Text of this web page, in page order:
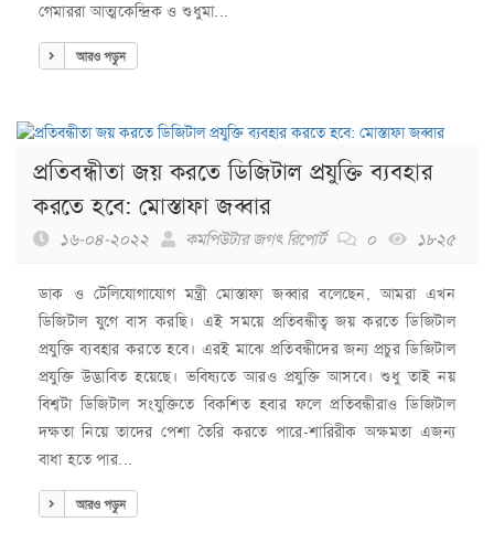
গেমাররা আত্মকেন্দ্রিক ও শুধুমা...
আরও পড়ুন
প্রতিবন্ধীতা জয় করতে ডিজিটাল প্রযুক্তি ব্যবহার
করতে হবে: মোস্তাফা জব্বার
১৬-০৪-২০২২ কমপিউটার জগৎ রিপোর্ট ০ ১৮২৫
ডাক ও টেলিযোগাযোগ মন্ত্রী মোস্তাফা জব্বার বলেছেন, আমরা এখন
ডিজিটাল যুগে বাস করছি। এই সময়ে প্রতিবন্ধীত্ব জয় করতে ডিজিটাল
প্রযুক্তি ব্যবহার করতে হবে। এরই মাঝে প্রতিবন্ধীদের জন্য প্রচুর ডিজিটাল
প্রযুক্তি উদ্ভাবিত হয়েছে। ভবিষ্যতে আরও প্রযুক্তি আসবে। শুধু তাই নয়
বিশ্বটা ডিজিটাল সংযুক্তিতে বিকশিত হবার ফলে প্রতিবন্ধীরাও ডিজিটাল
দক্ষতা নিয়ে তাদের পেশা তৈরি করতে পারে-শারিরীক অক্ষমতা এজন্য
বাধা হতে পার...
আরও পড়ুন